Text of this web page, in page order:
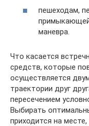
пешеходам,
маневра.
Что касается
средств, которые
осуществляется
траектории друг
пересечением
Выбирать
приходится на